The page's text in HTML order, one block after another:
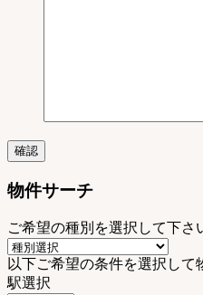
物件サーチ
ご希望の種別を選択して下さ
以下ご希望の条件を選択し
駅選択